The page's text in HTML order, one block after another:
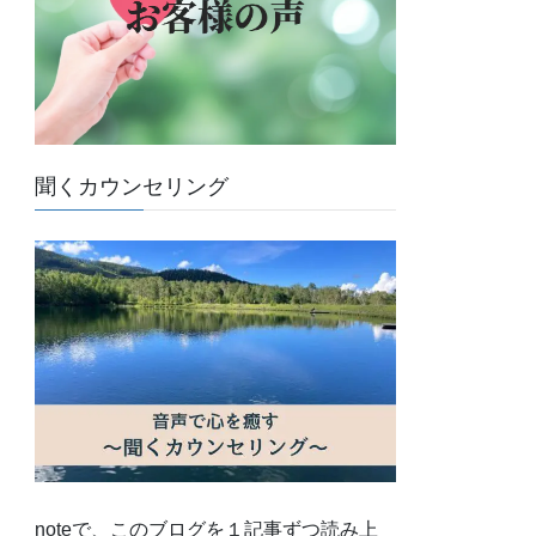
聞くカウンセリング
noteで、このブログを１記事ずつ読み上